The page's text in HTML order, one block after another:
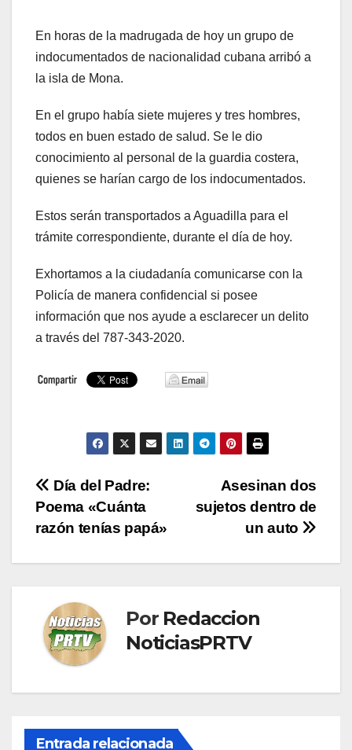
En horas de la madrugada de hoy un grupo de
indocumentados de nacionalidad cubana arribó a
la isla de Mona.
En el grupo había siete mujeres y tres hombres,
todos en buen estado de salud. Se le dio
conocimiento al personal de la guardia costera,
quienes se harían cargo de los indocumentados.
Estos serán transportados a Aguadilla para el
trámite correspondiente, durante el día de hoy.
Exhortamos a la ciudadanía comunicarse con la
Policía de manera confidencial si posee
información que nos ayude a esclarecer un delito
a través del 787-343-2020.
Navegación
de
entradas
Asesinan dos
sujetos dentro de
un auto
Día del Padre:
Poema «Cuánta
razón tenías papá»
Por Redaccion
NoticiasPRTV
Entrada relacionada